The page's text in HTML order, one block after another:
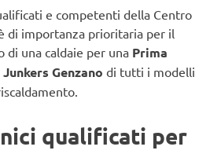
e competenti della Centro
di importanza prioritaria per il
di una caldaie per una Prima
Genzano di tutti i modelli
qualificati per